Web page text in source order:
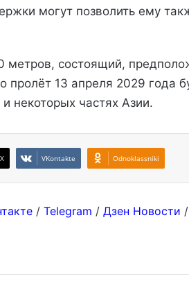
могут позволить ему
состоящий,
13 апреля 2029 года
некоторых частях Азии.
X VKontakte Odnoklassniki
/ Telegram / Дзен Новости /